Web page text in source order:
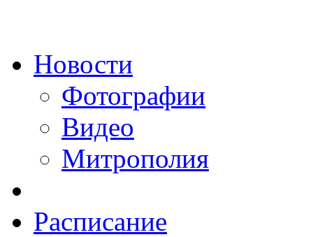
Новости
Фотографии
Видео
Митрополия
Расписание